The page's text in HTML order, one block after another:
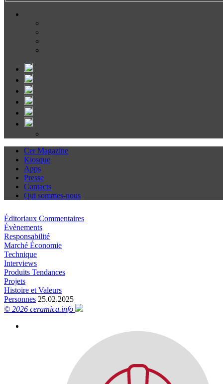
Cer Magazine
Kiosque
Apps
Presse
Contacts
Qui sommes-nous
Éditoriaux Commentaires
Évènements
Responsabilité
Marché Économie
Technique
Interviews
Produits Tendances
Projets
Histoire et Valeurs
Personnes 25.02.2025
© 2026 ceramica.info